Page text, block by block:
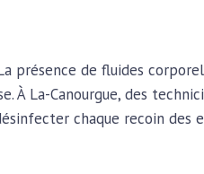
présence de fluides
La-Canourgue, des
chaque recoin des